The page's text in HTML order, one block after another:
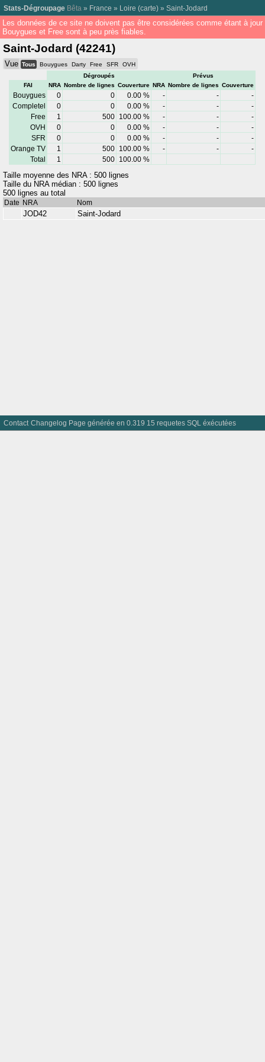
Stats-Dégroupage Bêta » France » Loire (carte) » Saint-Jodard
Les données de ce site ne doivent pas être considérées comme étant à
Bouygues et Free sont à peu près fiables.
Saint-Jodard (42241)
Vue Tous Bouygues Darty Free SFR
OVH
Dégroupés
Prévus
FAI
NRA Nombre de lignes Couverture NRA Nombre de lignes Couverture
Bouygues 0 0 0.00 % - -
-
Completel
0 0 0.00 % - -
-
Free
1 500 100.00 % - -
-
OVH
0 0 0.00 % - -
-
SFR
0 0 0.00 % - -
-
Orange TV
1 500 100.00 % - -
-
Total
1 500 100.00 %
Taille moyenne des NRA : 500 lignes
Taille du NRA médian : 500 lignes
500 lignes au total
Date NRA Nom
JOD42 Saint-Jodard
Contact Changelog Page générée en 0.319 15 requetes SQL éxécutées